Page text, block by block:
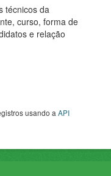
técnicos da
curso, forma de
e relação
usando aAPI